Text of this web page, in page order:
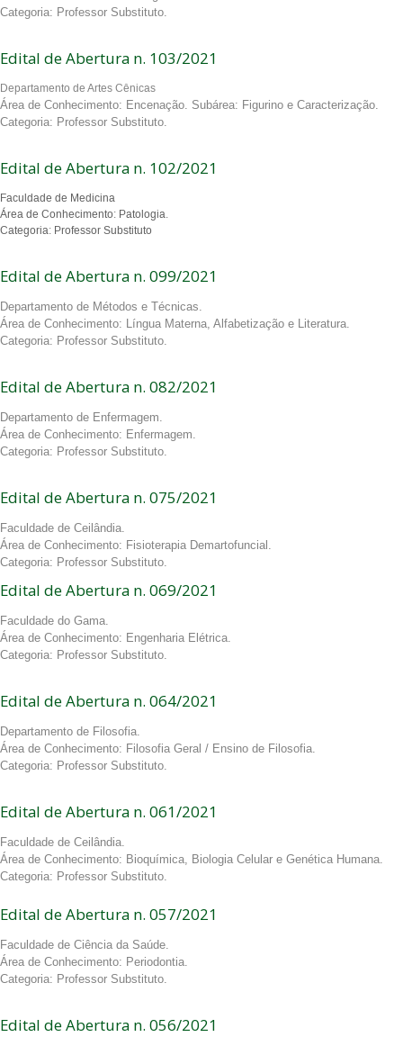
Categoria: Professor Substituto.
Edital de Abertura n. 103/2021
Departamento de Artes Cênicas
Área de Conhecimento: Encenação. Subárea: Figurino e Caracterização.
Categoria: Professor Substituto.
Edital de Abertura n. 102/2021
Faculdade de Medicina
Área de Conhecimento: Patologia.
Categoria: Professor Substituto
Edital de Abertura n. 099/2021
Departamento de Métodos e Técnicas.
Área de Conhecimento: Língua Materna, Alfabetização e Literatura.
Categoria: Professor Substituto.
Edital de Abertura n. 082/2021
Departamento de Enfermagem.
Área de Conhecimento: Enfermagem.
Categoria: Professor Substituto.
Edital de Abertura n. 075/2021
Faculdade de Ceilândia.
Área de Conhecimento: Fisioterapia Demartofuncial.
Categoria: Professor Substituto.
Edital de Abertura n. 069/2021
Faculdade do Gama.
Área de Conhecimento: Engenharia Elétrica.
Categoria: Professor Substituto.
Edital de Abertura n. 064/2021
Departamento de Filosofia.
Área de Conhecimento: Filosofia Geral / Ensino de Filosofia.
Categoria: Professor Substituto.
Edital de Abertura n. 061/2021
Faculdade de Ceilândia.
Área de Conhecimento: Bioquímica, Biologia Celular e Genética Humana.
Categoria: Professor Substituto.
Edital de Abertura n. 057/2021
Faculdade de Ciência da Saúde.
Área de Conhecimento: Periodontia.
Categoria: Professor Substituto.
Edital de Abertura n. 056/2021